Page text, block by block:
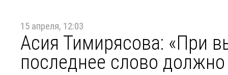
15 апреля, 12:03
Асия Тимирясова: «При
последнее слово